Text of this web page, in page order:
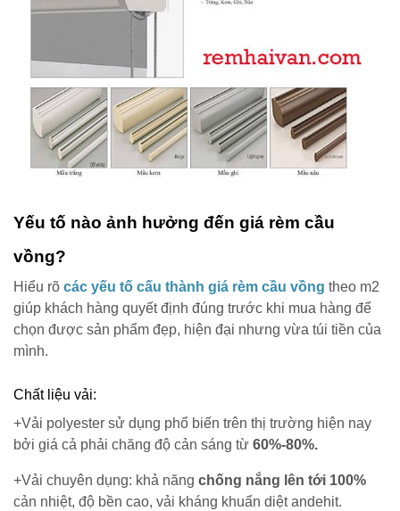
Yếu tố nào ảnh hưởng đến giá rèm cầu
vồng?
Hiểu rõ các yếu tố cấu thành giá rèm cầu vồng theo m2
giúp khách hàng quyết định đúng trước khi mua hàng để
chọn được sản phẩm đẹp, hiện đại nhưng vừa túi tiền của
mình.
Chất liệu vải:
+Vải polyester sử dụng phổ biến trên thị trường hiện nay
bởi giá cả phải chăng độ cản sáng từ 60%-80%.
+Vải chuyên dụng: khả năng chống nắng lên tới 100%
cản nhiệt, độ bền cao, vải kháng khuẩn diệt andehit.